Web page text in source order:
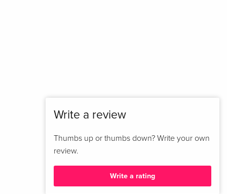
Write a review
Thumbs up or thumbs down? Write your own
review.
Write a rating